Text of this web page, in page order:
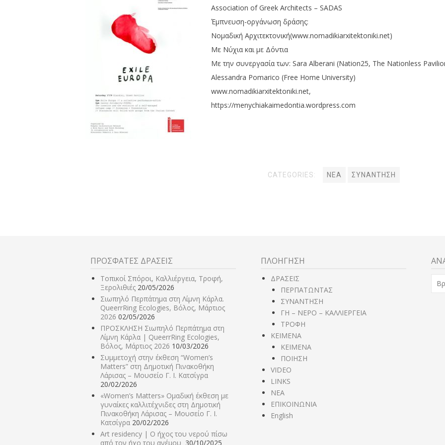
Association of Greek Architects – SADAS
Έμπνευση-οργάνωση δράσης:
Νομαδική Αρχιτεκτονική(www.nomadikiarxitektoniki.net)
Με Νύχια και με Δόντια
Mε την συνεργασία των: Sara Alberani (Nation25, The Nationless
Alessandra Pomarico (Free Home University)
www.nomadikiarxitektoniki.net,
https://menychiakaimedontia.wordpress.com
CATEGORIES: ΝΕΑ ΣΥΝΆΝΤΗΣΗ
ΠΡΟΣΦΑΤΕΣ ΔΡΑΣΕΙΣ
Τοπικοί Σπόροι, Καλλιέργεια, Τροφή,
Ξερολιθιές 20/05/2026
Σιωπηλό Περπάτημα στη Λίμνη Κάρλα.
QueerrRing Ecologies, Βόλος, Μάρτιος
2026 02/05/2026
ΠΡΟΣΚΛΗΣΗ Σιωπηλό Περπάτημα στη
Λίμνη Κάρλα | QueerrRing Ecologies,
Βόλος, Μάρτιος 2026 10/03/2026
Συμμετοχή στην έκθεση “Women’s
Matters” στη Δημοτική Πινακοθήκη
Λάρισας – Μουσείο Γ. Ι. Κατσίγρα
20/02/2026
«Women’s Matters» Ομαδική έκθεση με
γυναίκες καλλιτέχνιδες στη Δημοτική
Πινακοθήκη Λάρισας – Μουσείο Γ. Ι.
Κατσίγρα 20/02/2026
Art residency | Ο ήχος του νερού πίσω
από τον ήχο του ανέμου 30/10/2025
ΠΛΟΗΓΗΣΗ
ΔΡΑΣΕΙΣ
ΠΕΡΠΑΤΩΝΤΑΣ
ΣΥΝΑΝΤΗΣΗ
ΓΗ – ΝΕΡΟ – ΚΑΛΛΙΕΡΓΕΙΑ
ΤΡΟΦΗ
ΚΕΙΜΕΝΑ
ΚΕΙΜΕΝΑ
ΠΟΙΗΣΗ
VIDEO
LINKS
NEA
ΕΠΙΚΟΙΝΩΝΙΑ
English
για:
%s